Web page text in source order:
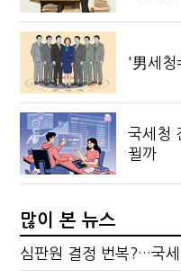
'男세청
국세청
뀔까
많이 본 뉴스